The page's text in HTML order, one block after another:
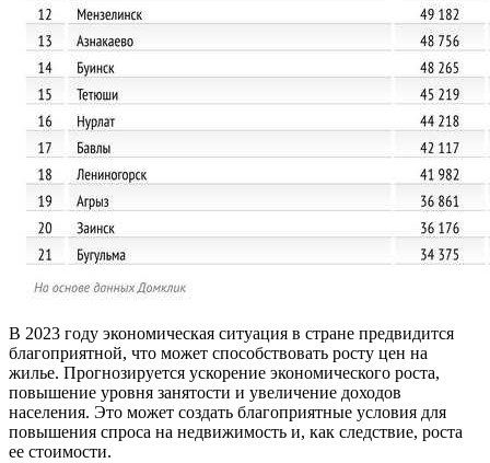
В 2023 году экономическая ситуация в стране предвидится
благоприятной, что может способствовать росту цен на
жилье. Прогнозируется ускорение экономического роста,
повышение уровня занятости и увеличение доходов
населения. Это может создать благоприятные условия для
повышения спроса на недвижимость и, как следствие, роста
ее стоимости.